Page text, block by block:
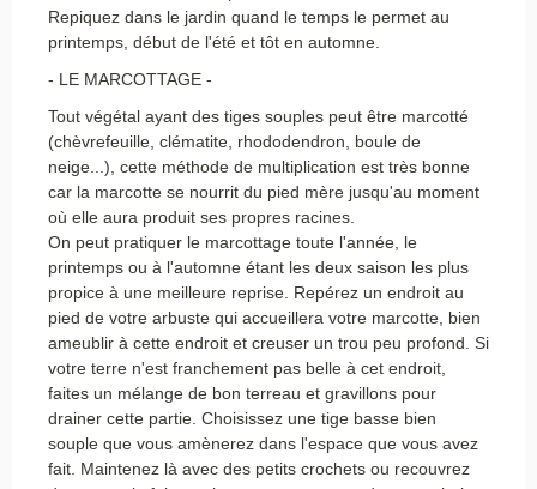
Repiquez dans le jardin quand le temps le permet au
printemps, début de l'été et tôt en automne.
- LE MARCOTTAGE -
Tout végétal ayant des tiges souples peut être marcotté
(chèvrefeuille, clématite, rhododendron, boule de
neige...), cette méthode de multiplication est très bonne
car la marcotte se nourrit du pied mère jusqu'au moment
où elle aura produit ses propres racines.
On peut pratiquer le marcottage toute l'année, le
printemps ou à l'automne étant les deux saison les plus
propice à une meilleure reprise. Repérez un endroit au
pied de votre arbuste qui accueillera votre marcotte, bien
ameublir à cette endroit et creuser un trou peu profond. Si
votre terre n'est franchement pas belle à cet endroit,
faites un mélange de bon terreau et gravillons pour
drainer cette partie. Choisissez une tige basse bien
souple que vous amènerez dans l'espace que vous avez
fait. Maintenez là avec des petits crochets ou recouvrez